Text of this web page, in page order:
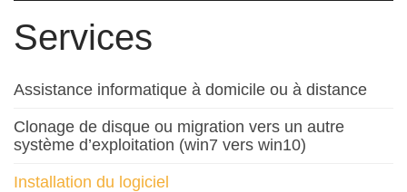
Services
Assistance informatique à domicile ou à distance
Clonage de disque ou migration vers un autre
système d’exploitation (win7 vers win10)
Installation du logiciel